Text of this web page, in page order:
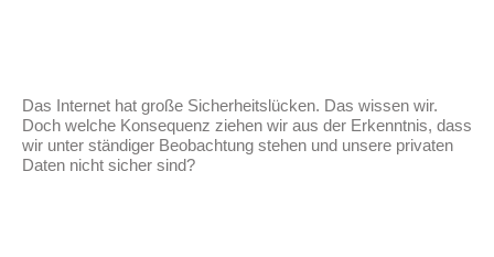
Das Internet hat große Sicherheitslücken. Das wissen wir.
Doch welche Konsequenz ziehen wir aus der Erkenntnis, dass
wir unter ständiger Beobachtung stehen und unsere privaten
Daten nicht sicher sind?